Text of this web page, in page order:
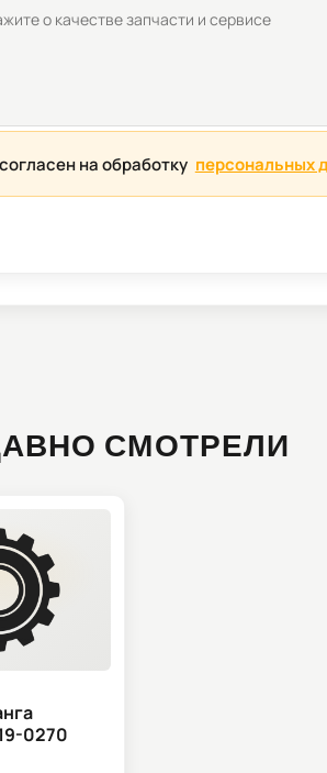
на обработку персональных
СМОТРЕЛИ
0270